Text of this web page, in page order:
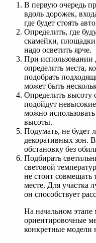
В первую очередь
вдоль дорожек,
где будет стоять
Определить, где
скамейки,
надо осветить ярче.
При использовании
определить места,
подобрать
может быть
Определить высоту
подойдут
можно
высоты.
Подумать, не будет
декоративных зон.
обстановку без
Подбирать
световой
не стоит
месте. Для участка
он способствует
На начальном этапе
ориентировочные
конкретные модели